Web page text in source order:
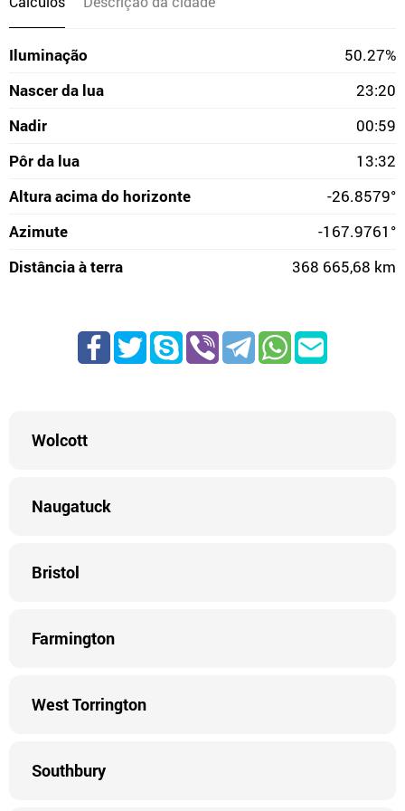
Iluminação
50.27%
Nascer da lua
23:20
Nadir
00:59
Pôr da lua
13:32
Altura acima do horizonte
-26.8579°
Azimute
-167.9761°
Distância à terra
368 665,68 km
Wolcott
Naugatuck
Bristol
Farmington
West Torrington
Southbury